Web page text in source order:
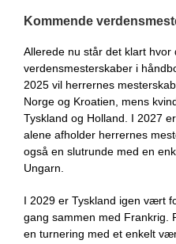
Kommende
Allerede nu står det klart
verdensmesterskaber i
2025 vil herrernes
Norge og Kroatien, mens
Tyskland og Holland. I 2027
alene afholder herrernes
også en slutrunde med en
Ungarn.
I 2029 er Tyskland igen vært
gang sammen med Frankrig.
en turnering med et enkelt